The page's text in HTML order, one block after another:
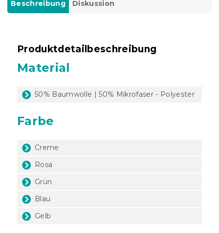
Beschreibung Diskussion
Produktdetailbeschreibung
Material
50% Baumwolle | 50% Mikrofaser - Polyester
Farbe
Creme
Rosa
Grün
Blau
Gelb